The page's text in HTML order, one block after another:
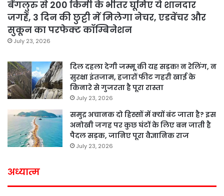
बेंगलुरु से 200 किमी के भीतर घूमिए ये शानदार
जगहें, 3 दिन की छुट्टी में मिलेगा नेचर, एडवेंचर और
सुकून का परफेक्ट कॉम्बिनेशन
July 23, 2026
दिल दहला देगी जम्मू की यह सड़क! न रेलिंग, न
सुरक्षा इंतजाम, हजारों फीट गहरी खाई के
किनारे से गुजरता है पूरा रास्ता
July 23, 2026
समुद्र अचानक दो हिस्सों में क्यों बंट जाता है? इस
अनोखी जगह पर कुछ घंटों के लिए बन जाती है
पैदल सड़क, जानिए पूरा वैज्ञानिक राज
July 23, 2026
अध्यात्म